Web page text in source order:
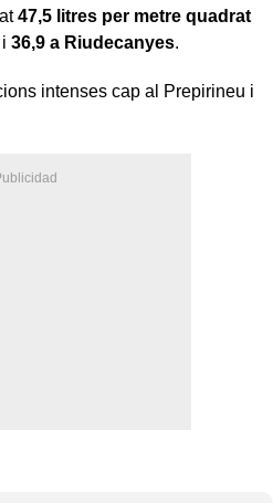
47,5 litres per metre quadrat
i 36,9 a Riudecanyes.
intenses cap al Prepirineu i